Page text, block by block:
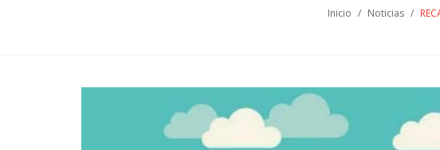
Inicio / Noticias /